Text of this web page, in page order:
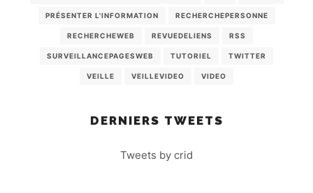
PRÉSENTER L'INFORMATION RECHERCHEPERSONNE
RECHERCHEWEB REVUEDELIENS RSS
SURVEILLANCEPAGESWEB TUTORIEL TWITTER
VEILLE VEILLEVIDEO VIDEO
DERNIERS TWEETS
Tweets by crid